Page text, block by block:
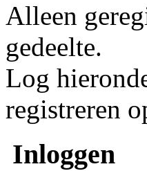
Alleen
gedeelte.
Log
registreren
Inloggen